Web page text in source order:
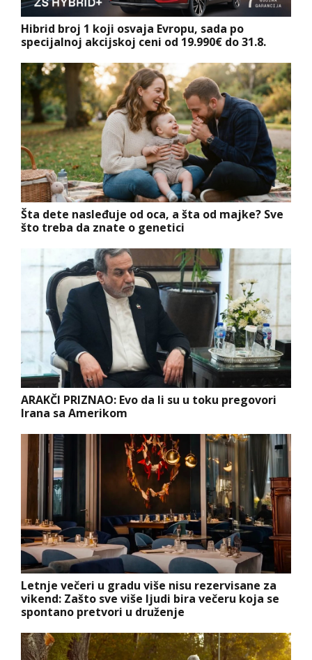
Hibrid broj 1 koji osvaja Evropu, sada po
specijalnoj akcijskoj ceni od 19.990€ do 31.8.
Šta dete nasleđuje od oca, a šta od majke? Sve
što treba da znate o genetici
ARAKČI PRIZNAO: Evo da li su u toku pregovori
Irana sa Amerikom
Letnje večeri u gradu više nisu rezervisane za
vikend: Zašto sve više ljudi bira večeru koja se
spontano pretvori u druženje